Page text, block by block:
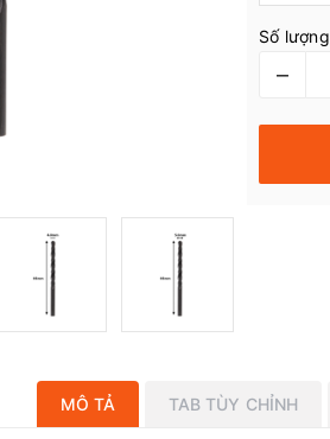
Số lượng
–
MÔ TẢ TAB TÙY CHỈNH